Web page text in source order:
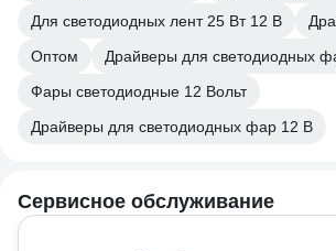
Для светодиодных лент 25 Вт 12 В
Оптом
Драйверы для светодиодных
Фары светодиодные 12 Вольт
Драйверы для светодиодных фар 12 В
Сервисное обслуживание